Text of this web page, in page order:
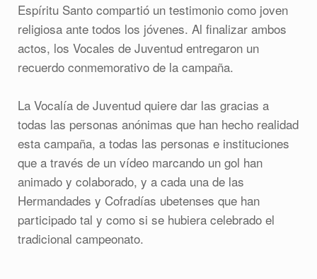
Espíritu Santo compartió un testimonio como joven
religiosa ante todos los jóvenes. Al finalizar ambos
actos, los Vocales de Juventud entregaron un
recuerdo conmemorativo de la campaña.
La Vocalía de Juventud quiere dar las gracias a
todas las personas anónimas que han hecho realidad
esta campaña, a todas las personas e instituciones
que a través de un vídeo marcando un gol han
animado y colaborado, y a cada una de las
Hermandades y Cofradías ubetenses que han
participado tal y como si se hubiera celebrado el
tradicional campeonato.